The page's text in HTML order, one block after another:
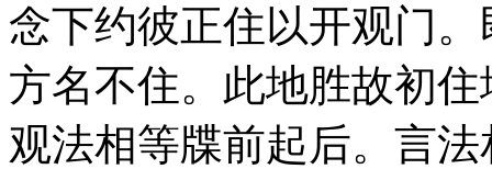
念下约彼正住以开观门
方名不住。此地胜故初
观法相等牒前起后。言